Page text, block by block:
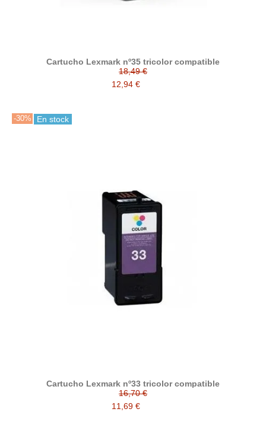
Cartucho Lexmark nº35 tricolor compatible
18,49 €
12,94 €
-30% En stock
Cartucho Lexmark nº33 tricolor compatible
16,70 €
11,69 €